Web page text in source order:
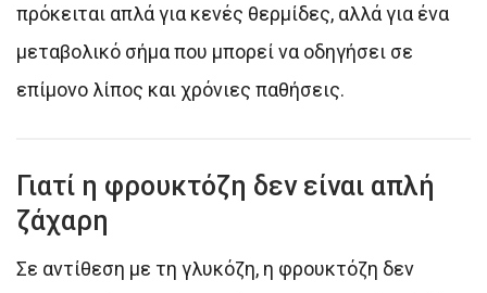
πρόκειται απλά για κενές θερμίδες, αλλά για ένα
μεταβολικό σήμα που μπορεί να οδηγήσει σε
επίμονο λίπος και χρόνιες παθήσεις.
Γιατί η φρουκτόζη δεν είναι απλή
ζάχαρη
Σε αντίθεση με τη γλυκόζη, η φρουκτόζη δεν